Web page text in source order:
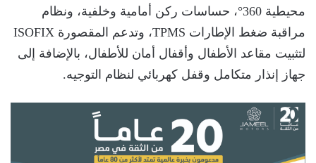
محيطية 360°، حساسات ركن أمامية وخلفية، ونظام
مراقبة ضغط الإطارات TPMS، وتدعم المقصورة ISOFIX
لتثبيت مقاعد الأطفال وأقفال أمان للأطفال، بالإضافة إلى
جهاز إنذار متكامل وقفل كهربائي لنظام التوجيه.